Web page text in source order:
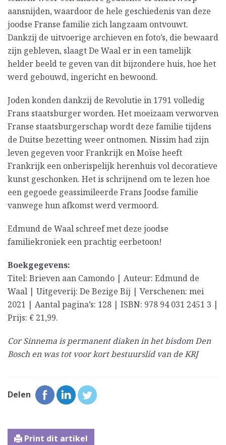
aansnijden, waardoor de hele geschiedenis van deze
joodse Franse familie zich langzaam ontvouwt.
Dankzij de uitvoerige archieven en foto’s, die bewaard
zijn gebleven, slaagt De Waal er in een tamelijk
helder beeld te geven van dit bijzondere huis, hoe het
werd gebouwd, ingericht en bewoond.
Joden konden dankzij de Revolutie in 1791 volledig
Frans staatsburger worden. Het moeizaam verworven
Franse staatsburgerschap wordt deze familie tijdens
de Duitse bezetting weer ontnomen. Nissim had zijn
leven gegeven voor Frankrijk en Moïse heeft
Frankrijk een onberispelijk herenhuis vol decoratieve
kunst geschonken. Het is schrijnend om te lezen hoe
een gegoede geassimileerde Frans Joodse familie
vanwege hun afkomst werd vermoord.
Edmund de Waal schreef met deze joodse
familiekroniek een prachtig eerbetoon!
Boekgegevens:
Titel: Brieven aan Camondo | Auteur: Edmund de
Waal | Uitgeverij: De Bezige Bij | Verschenen: mei
2021 | Aantal pagina’s: 128 | ISBN: 978 94 031 2451 3 |
Prijs: € 21,99.
Cor Sinnema is permanent diaken in het bisdom Den
Bosch en was tot voor kort bestuurslid van de KRJ
Delen
Print dit artikel